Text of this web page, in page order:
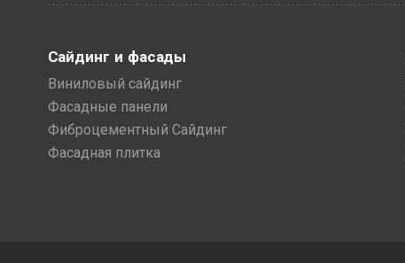
Сайдинг и фасады
Виниловый сайдинг
Фасадные панели
Фиброцементный Сайдинг
Фасадная плитка